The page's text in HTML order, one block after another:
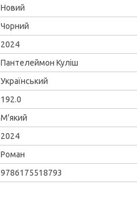
Новий
Чорний
2024
Пантелеймон Куліш
Український
192.0
М'який
2024
Роман
9786175518793